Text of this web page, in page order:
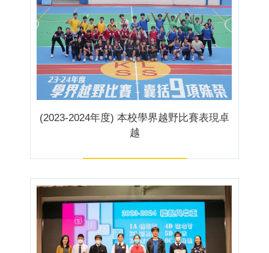
(2023-2024年度) 本校學界越野比賽表現卓
越